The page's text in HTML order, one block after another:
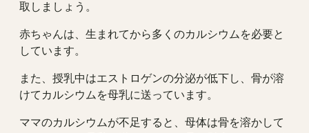
取しましょう。
赤ちゃんは、生まれてから多くのカルシウムを必要と
しています。
また、授乳中はエストロゲンの分泌が低下し、骨が溶
けてカルシウムを母乳に送っています。
ママのカルシウムが不足すると、母体は骨を溶かして